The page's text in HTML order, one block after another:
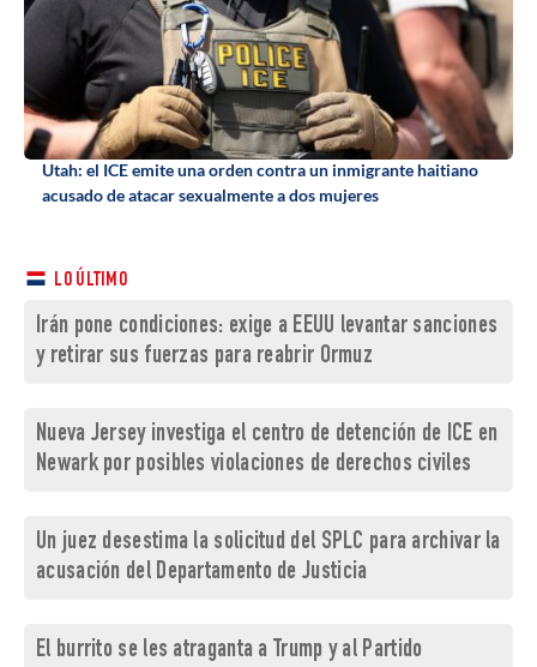
Utah: el ICE emite una orden contra un inmigrante haitiano
acusado de atacar sexualmente a dos mujeres
LO ÚLTIMO
Irán pone condiciones: exige a EEUU levantar sanciones
y retirar sus fuerzas para reabrir Ormuz
Nueva Jersey investiga el centro de detención de ICE en
Newark por posibles violaciones de derechos civiles
Un juez desestima la solicitud del SPLC para archivar la
acusación del Departamento de Justicia
El burrito se les atraganta a Trump y al Partido